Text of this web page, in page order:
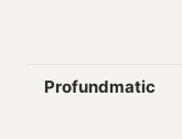
Profundmatic